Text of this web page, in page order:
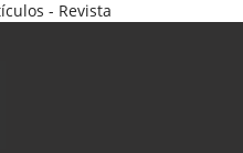
- Revista